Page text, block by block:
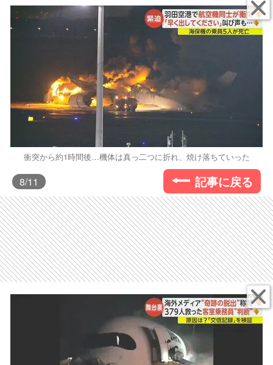
衝突から約1時間後…機体は真っ二つに折れ、焼け落ちていった
8/11 記事に戻る